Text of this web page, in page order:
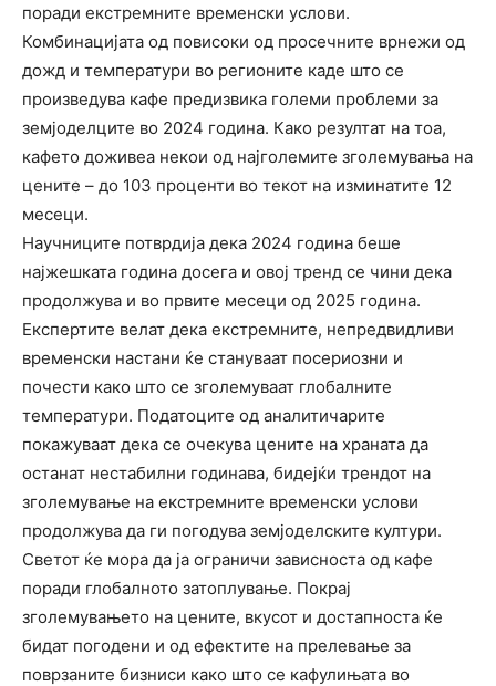
поради екстремните временски услови.
Комбинацијата од повисоки од просечните врнежи од
дожд и температури во регионите каде што се
произведува кафе предизвика големи проблеми за
земјоделците во 2024 година. Како резултат на тоа,
кафето доживеа некои од најголемите зголемувања на
цените – до 103 проценти во текот на изминатите 12
месеци.
Научниците потврдија дека 2024 година беше
најжешката година досега и овој тренд се чини дека
продолжува и во првите месеци од 2025 година.
Експертите велат дека екстремните, непредвидливи
временски настани ќе стануваат посериозни и
почести како што се зголемуваат глобалните
температури. Податоците од аналитичарите
покажуваат дека се очекува цените на храната да
останат нестабилни годинава, бидејќи трендот на
зголемување на екстремните временски услови
продолжува да ги погодува земјоделските култури.
Светот ќе мора да ја ограничи зависноста од кафе
поради глобалното затоплување. Покрај
зголемувањето на цените, вкусот и достапноста ќе
бидат погодени и од ефектите на прелевање за
поврзаните бизниси како што се кафулињата во